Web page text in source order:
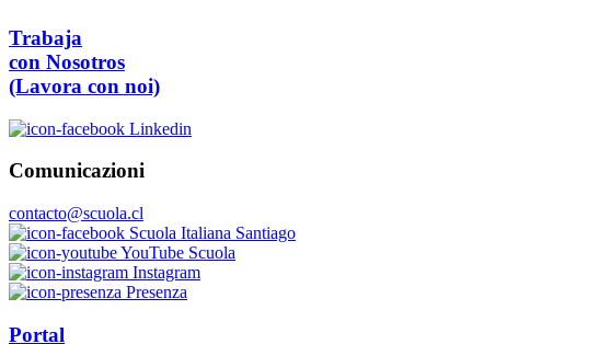
Trabaja
con Nosotros
(Lavora con noi)
Linkedin
Comunicazioni
contacto@scuola.cl
Scuola Italiana Santiago
YouTube Scuola
Instagram
Presenza
Portal